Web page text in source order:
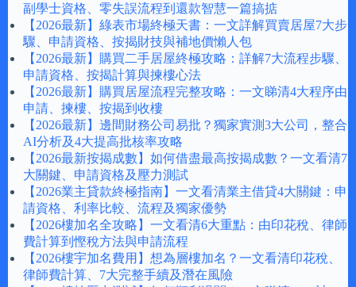
副學士資格、零失誤流程到還款智慧一篇搞掂
【2026最新】綠表市場終極天書：一文詳解買賣居屋7大步
驟、申請資格、按揭財技與補地價懶人包
【2026最新】購買二手居屋終極攻略：詳解7大流程步驟、
申請資格、按揭計算與揀樓心法
【2026最新】購買居屋流程完整攻略：一文睇清4大程序由
申請、揀樓、按揭到收樓
【2026最新】邊間財務公司易批？獨家實測3大公司，整合
AI分析及4大提高批核率攻略
【2026最新按揭成數】如何借盡最高按揭成數？一文看清7
大關鍵、申請資格及壓力測試
【2026業主貸款終極指南】一文看清業主借貸4大關鍵：申
請資格、利率比較、流程及獨家優勢
【2026樓加名全攻略】一文看清6大重點：由印花稅、律師
費計算到慳稅方法與申請流程
【2026樓宇加名費用】想為層樓加名？一文看清印花稅、
律師費計算、7大完整手續及潛在風險